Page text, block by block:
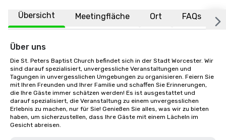
Übersicht Meetingfläche Ort FAQs
Über uns
Die St. Peters Baptist Church befindet sich in der Stadt Worcester. Wir
sind darauf spezialisiert, unvergessliche Veranstaltungen und
Tagungen in unvergesslichen Umgebungen zu organisieren. Feiern Sie
mit Ihren Freunden und Ihrer Familie und schaffen Sie Erinnerungen,
die Ihre Gäste immer schätzen werden! Es ist ausgestattet und
darauf spezialisiert, die Veranstaltung zu einem unvergesslichen
Erlebnis zu machen, nur für Sie! Genießen Sie alles, was wir zu bieten
haben, um sicherzustellen, dass Ihre Gäste mit einem Lächeln im
Gesicht abreisen.